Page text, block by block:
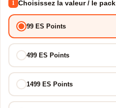
1 Choisissez la valeur / le pack
99 ES Points
499 ES Points
1499 ES Points